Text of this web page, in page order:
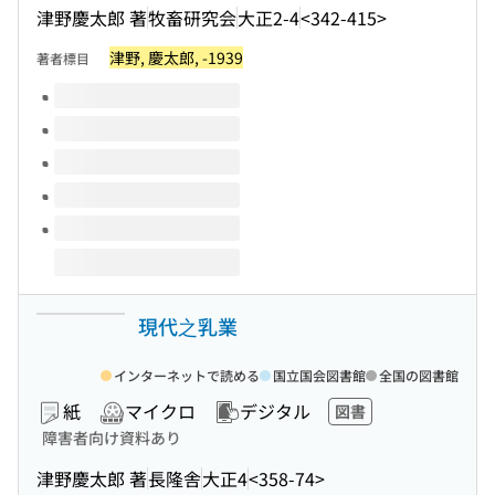
津野慶太郎 著牧畜研究会大正2-4<342-415>
著者標目 津野, 慶太郎, -1939
このタイトルの巻号
現代之乳業
紙 マイクロ デジタル
図書
障害者向け資料あり
津野慶太郎 著長隆舎大正4<358-74>
インターネットで読める 国立国会図書館 全国の図書館